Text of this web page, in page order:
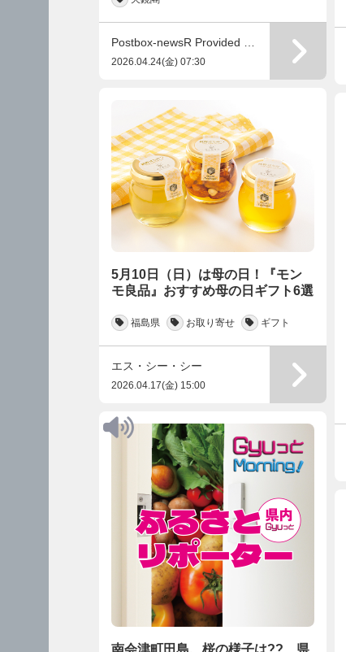
2026.04.24(金) 07:30
5月10日（日）は母の日！『モン
モ良品』おすすめ母の日ギフト6選
福島県 お取り寄せ ギフト
エス・シー・シー
2026.04.17(金) 15:00